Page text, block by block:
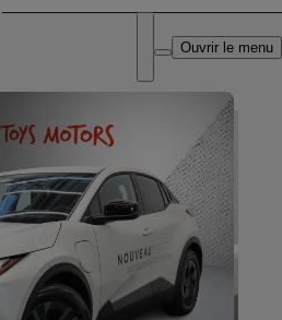
DEALER NAME
Ouvrir le menu